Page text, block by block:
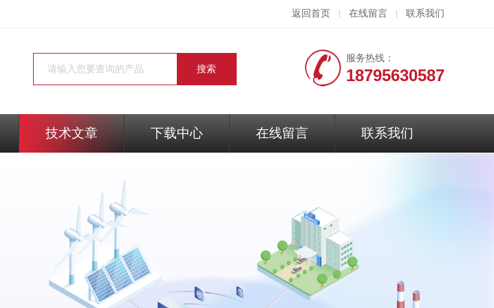
返回首页 在线留言 联系我们
服务热线：
18795630587
技术文章 下载中心 在线留言 联系我们